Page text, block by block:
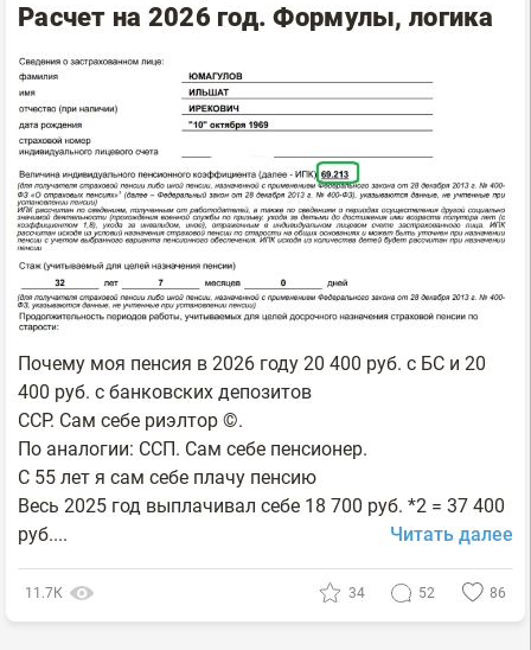
Расчет на 2026 год. Формулы, логика
Почему моя пенсия в 2026 году 20 400 руб. с БС и 20
400 руб. с банковских депозитов
ССР. Сам себе риэлтор ©.
По аналогии: ССП. Сам себе пенсионер.
С 55 лет я сам себе плачу пенсию
Весь 2025 год выплачивал себе 18 700 руб. *2 = 37 400
руб....
Читать далее
11.7К 34 52 86